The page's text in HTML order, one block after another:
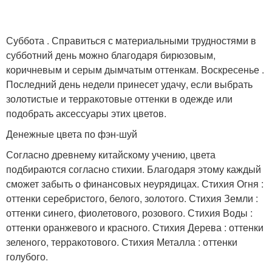
Суббота . Справиться с материальными трудностями в
субботний день можно благодаря бирюзовым,
коричневым и серым дымчатым оттенкам. Воскресенье .
Последний день недели принесет удачу, если выбрать
золотистые и терракотовые оттенки в одежде или
подобрать аксессуары этих цветов.
Денежные цвета по фэн-шуй
Согласно древнему китайскому учению, цвета
подбираются согласно стихии. Благодаря этому каждый
сможет забыть о финансовых неурядицах. Стихия Огня :
оттенки серебристого, белого, золотого. Стихия Земли :
оттенки синего, фиолетового, розового. Стихия Воды :
оттенки оранжевого и красного. Стихия Дерева : оттенки
зеленого, терракотового. Стихия Металла : оттенки
голубого.